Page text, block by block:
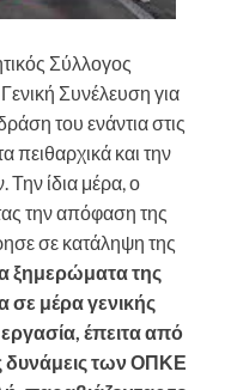
Σύλλογος
Συνέλευση για
του ενάντια στις
πειθαρχικά και την
Την ίδια μέρα, ο
την απόφαση της
σε κατάληψη της
ξημερώματα της
σε μέρα γενικής
έπειτα από
δυνάμεις των ΟΠΚΕ